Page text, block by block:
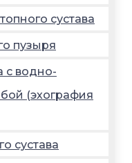
сустава
пузыря
с водно-
(эхография
сустава